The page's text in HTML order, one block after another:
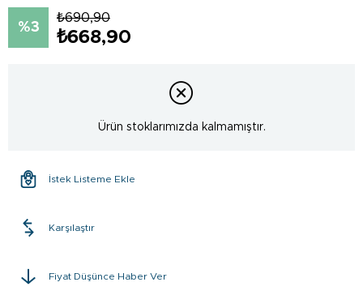
3
₺690,90
₺668,90
Ürün stoklarımızda kalmamıştır.
İstek Listeme Ekle
Karşılaştır
Fiyat Düşünce Haber Ver